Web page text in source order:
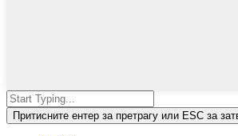
Притисните ентер за претрагу или ESC за